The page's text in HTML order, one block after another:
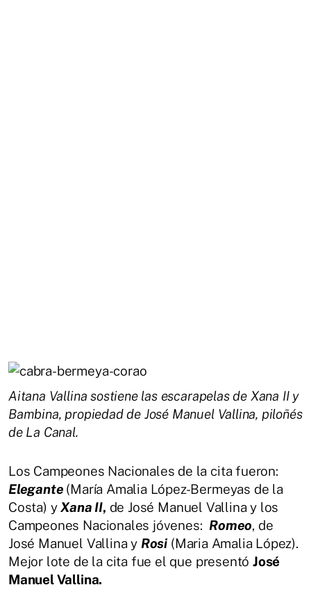
Aitana Vallina sostiene las escarapelas de Xana II y
Bambina, propiedad de José Manuel Vallina, piloñés
de La Canal.
Los Campeones Nacionales de la cita fueron:
Elegante (María Amalia López-Bermeyas de la
Costa) y Xana II, de José Manuel Vallina y los
Campeones Nacionales jóvenes: Romeo, de
José Manuel Vallina y Rosi (Maria Amalia López).
Mejor lote de la cita fue el que presentóJosé
Manuel Vallina.